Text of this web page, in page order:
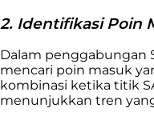
2. Identifikasi Poin
Dalam penggabungan
mencari poin masuk
kombinasi ketika titik
menunjukkan tren